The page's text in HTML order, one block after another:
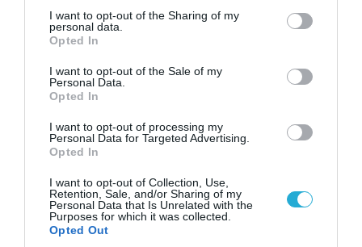
not limited to your visit or usage behaviour. You may click to
grant or deny consent to Google and its third-party tags to
use your data for below specified purposes in below Google
consent section.
I want to opt-out of the Sharing of my
personal data.
Opted In
I want to opt-out of the Sale of my
Personal Data.
Opted In
I want to opt-out of processing my
Personal Data for Targeted Advertising.
Opted In
I want to opt-out of Collection, Use,
Retention, Sale, and/or Sharing of my
Personal Data that Is Unrelated with the
Purposes for which it was collected.
Opted Out
ΡΟΗ ΕΙΔΗΣΕΩΝ